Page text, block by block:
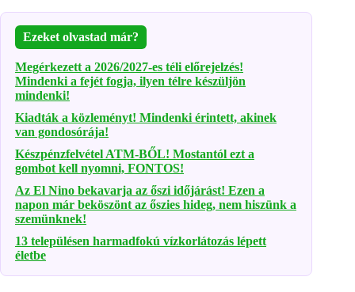
Ezeket olvastad már?
Megérkezett a 2026/2027-es téli előrejelzés!
Mindenki a fejét fogja, ilyen télre készüljön
mindenki!
Kiadták a közleményt! Mindenki érintett, akinek
van gondosórája!
Készpénzfelvétel ATM-BŐL! Mostantól ezt a
gombot kell nyomni, FONTOS!
Az El Nino bekavarja az őszi időjárást! Ezen a
napon már beköszönt az őszies hideg, nem hiszünk a
szemünknek!
13 településen harmadfokú vízkorlátozás lépett
életbe